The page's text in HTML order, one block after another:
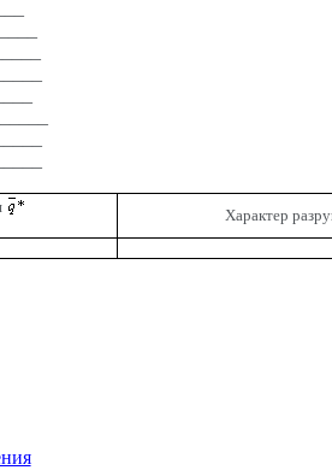
Характер